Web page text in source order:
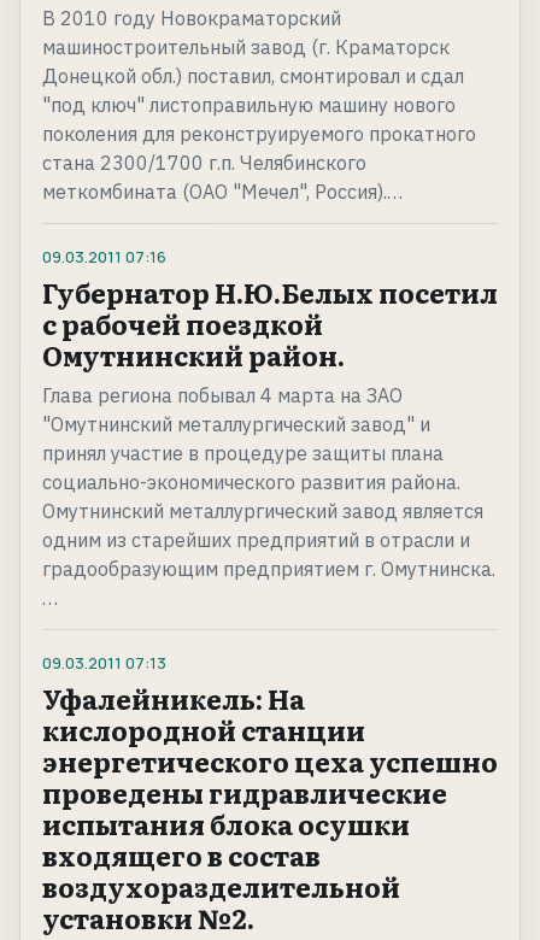
В 2010 году Новокраматорский
машиностроительный завод (г. Краматорск
Донецкой обл.) поставил, смонтировал и сдал
"под ключ" листоправильную машину нового
поколения для реконструируемого прокатного
стана 2300/1700 г.п. Челябинского
меткомбината (ОАО "Мечел", Россия).…
09.03.2011 07:16
Губернатор Н.Ю.Белых посетил
с рабочей поездкой
Омутнинский район.
Глава региона побывал 4 марта на ЗАО
"Омутнинский металлургический завод" и
принял участие в процедуре защиты плана
социально-экономического развития района.
Омутнинский металлургический завод является
одним из старейших предприятий в отрасли и
градообразующим предприятием г. Омутнинска.
…
09.03.2011 07:13
Уфалейникель: На
кислородной станции
энергетического цеха успешно
проведены гидравлические
испытания блока осушки
входящего в состав
воздухоразделительной
установки №2.